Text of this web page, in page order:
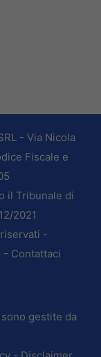
- Via Nicola
Fiscale e
il Tribunale di
2021
-
- Contattaci
gestite da